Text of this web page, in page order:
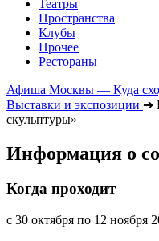
Театры
Пространства
Клубы
Прочее
Рестораны
Афиша Москвы — Куда
Выставки и экспозиции ➔
скульптуры»
Информация о
Когда проходит
с 30 октября по 12 ноября